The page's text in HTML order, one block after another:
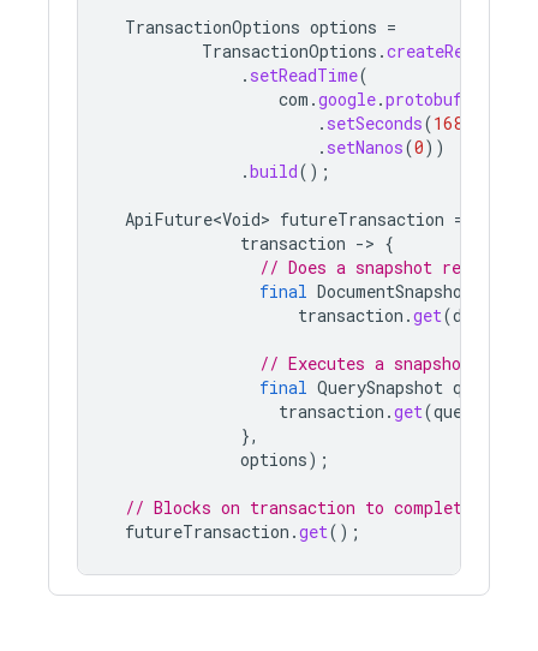
TransactionOptions options =
TransactionOptions .
. setReadTime(
com .google.protobuf
. setSeconds(
. setNanos(0))
.build();
ApiFuture<Void> futureTransaction =
transaction -> {
// Does a snapshot read
final DocumentSnapshot
transaction .get(
// Executes a snapshot read
final QuerySnapshot
transaction .get(query
},
options);
// Blocks on transaction to complete
futureTransaction .get();